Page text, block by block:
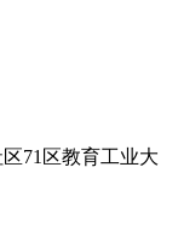
71区教育工业大